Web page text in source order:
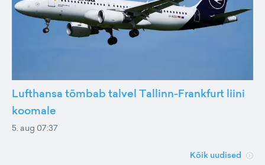
Lufthansa tõmbab talvel Tallinn-Frankfurt liini
koomale
5. aug 07:37
Kõik uudised